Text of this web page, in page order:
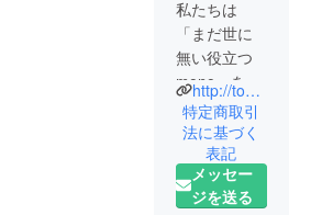
私たちは
「まだ世に
無い役立つ
mono」を創
る会社で
す。高品質
でユニーク
な商品をお
届けするこ
http://tohotech.co.jp
特定商取引
法に基づく
表記
メッセー
ジを送る